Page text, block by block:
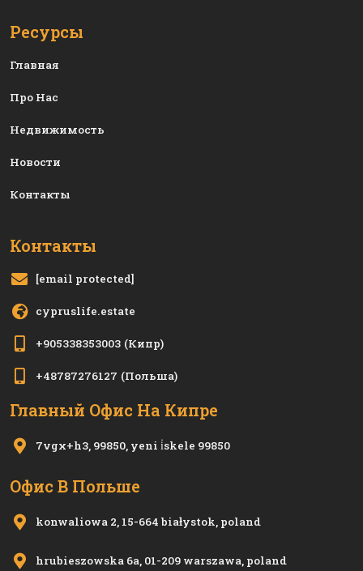
Ресурсы
Главная
Про Нас
Недвижимость
Новости
Контакты
Контакты
[email protected]
cypruslife.estate
+905338353003 (Кипр)
+48787276127 (Польша)
Главный Офис На Кипре
7vgx+h3, 99850, yeni i̇skele 99850
Офис В Польше
konwaliowa 2, 15-664 białystok, poland
hrubieszowska 6a, 01-209 warszawa, poland